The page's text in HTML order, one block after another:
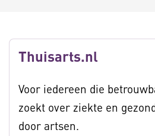
Thuisarts.nl
Voor iedereen die
zoekt over ziekte en
door artsen.